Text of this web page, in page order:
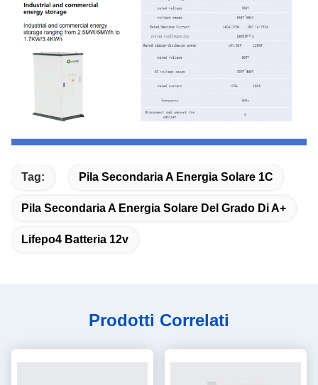
Tag: Pila Secondaria A Energia Solare 1C
Pila Secondaria A Energia Solare Del Grado Di A+
Lifepo4 Batteria 12v
Prodotti Correlati